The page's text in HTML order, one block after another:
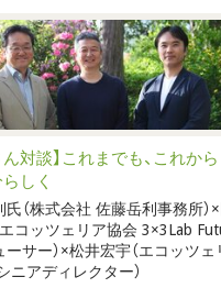
ん対談】これまでも、これから
らしく
（株式会社 佐藤岳利事務所）×
エコッツェリア協会 3×3Lab
サー）×松井宏宇（エコッツェ
ニアディレクター）